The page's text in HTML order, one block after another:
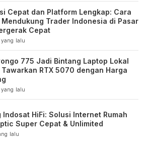
Cepat dan Platform Lengkap: Cara
Trader Indonesia di Pasar
Cepat
lalu
775 Jadi Bintang Laptop Lokal
RTX 5070 dengan Harga
lalu
Indosat HiFi: Solusi Internet Rumah
Super Cepat & Unlimited
lalu